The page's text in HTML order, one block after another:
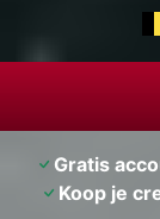
Gratis
Koop je